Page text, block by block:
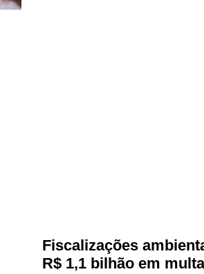
Fiscalizações
R$ 1,1 bilhão em